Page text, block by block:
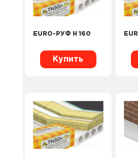
EURO-РУФ Н 160
Купить